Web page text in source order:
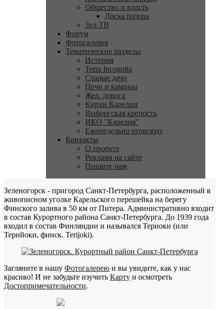
Общество и власть
Доска позора
Зел-ТВ
Форум
Фотогалерея
Тематические разделы
История
Terra Incognita
Старые дачи
Печи и камины
Жел. дорога
Кирхи Карелии
Выборгская крепость
ИКО "Карелия"
Еженедельно отовсюду
Контакты
О проекте
Реклама на сайте
Пишите нам
Зеленогорск - пригород Санкт-Петербурга, расположенный в
живописном уголке Карельского перешейка на берегу
Финского залива в 50 км от Питера. Административно входит
в состав Курортного района Санкт-Петербурга. До 1939 года
входил в состав Финляндии и назывался Териоки (или
Терийоки, финск. Terijoki).
Загляните в нашу Фотогалерею и вы увидите, как у нас
красиво! И не забудьте изучить Карту и осмотреть
Достопримечательности.